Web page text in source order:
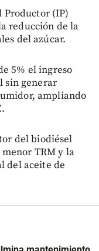
Productor (IP)
reducción de la
del azúcar.
5% el ingreso
sin generar
ampliando
del biodiésel
TRM y la
del aceite de